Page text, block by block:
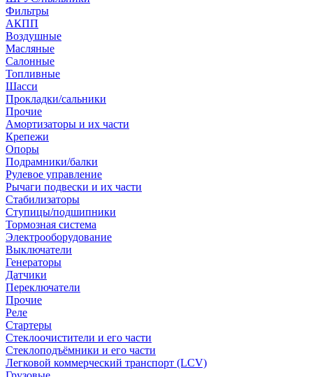
Фильтры
АКПП
Воздушные
Масляные
Салонные
Топливные
Шасси
Прокладки/сальники
Прочие
Амортизаторы и их части
Крепежи
Опоры
Подрамники/балки
Рулевое управление
Рычаги подвески и их части
Стабилизаторы
Ступицы/подшипники
Тормозная система
Электрооборудование
Выключатели
Генераторы
Датчики
Переключатели
Прочие
Реле
Стартеры
Стеклоочистители и его части
Стеклоподъёмники и его части
Легковой коммерческий транспорт (LCV)